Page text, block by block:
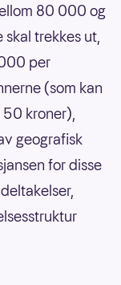
80 000 og
trekkes ut,
per
(som kan
kroner),
geografisk
for disse